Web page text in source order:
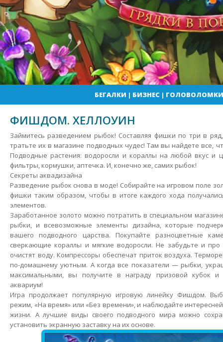
БЕГАЛКИ | БИЗНЕС| ГОЛОВОЛОМКИ
ФИШДОМ. ХЕЛЛОУИН
Займитесь разведением рыбок! Составляя фишки по три в
тратьте их в магазине подводных чудес! Там вы найдете все,
Подводные растения: водоросли и кораллы на любой вкус и
фильтры, кормушки, аптечка. И, конечно же, самих рыбок!
Секреты аквадизайна
Разведение рыбок снова в моде! Собирайте на игровом поле
фишки таким образом, чтобы в итоге каждого хода
элементов.
Заработанное золото можно потратить в специальном
рыбки, и всевозможные элементы дизайна, которые
вашего подводного царства. Покупайте разноцветные
сверкающие кораллы и мягкие водоросли. Не забудьте и
очистят воду. Компрессоры обеспечат приток воздуха.
по-домашнему уютным. А когда все показатели — рыбки,
максимальными, вы получите в награду призовой кубок
аквариум!
Игра продолжает популярную игровую линейку Фишдом.
режим, «На время» или «Без времени», и наблюдайте
жизни. А лучшие виды своего подводного мира можно
установить экранную заставку на их основе.